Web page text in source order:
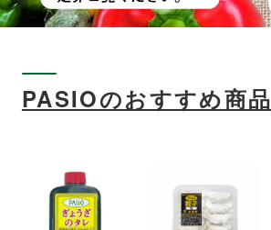
PASIOのおすすめ商品